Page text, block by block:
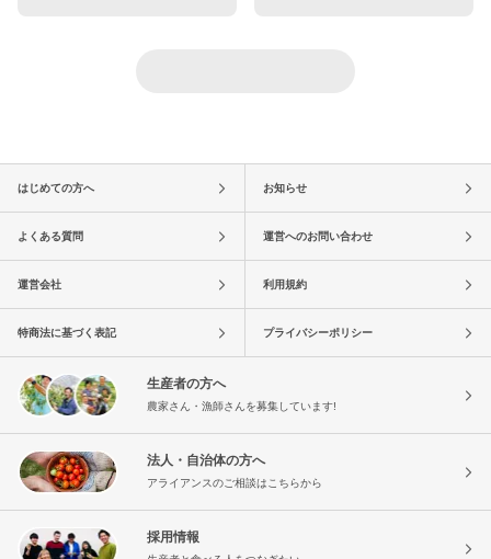
はじめての方へ お知らせ
よくある質問 運営へのお問い合わせ
運営会社 利用規約
特商法に基づく表記 プライバシーポリシー
生産者の方へ
農家さん・漁師さんを募集しています!
法人・自治体の方へ
アライアンスのご相談はこちらから
採用情報